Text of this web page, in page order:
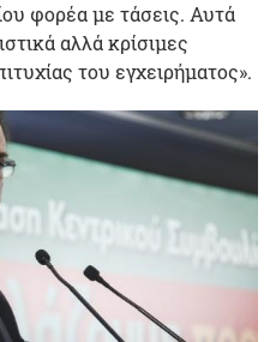
φορέα με τάσεις. Αυτά
αλλά κρίσιμες
του εγχειρήματος».